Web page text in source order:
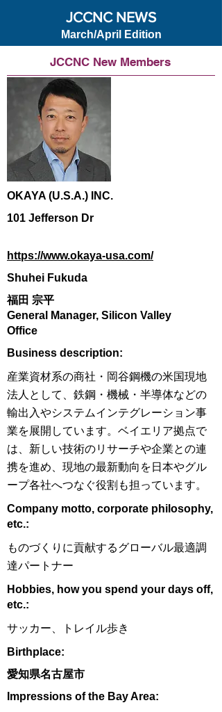
JCCNC NEWS
March/April Edition
JCCNC New Members
OKAYA (U.S.A.) INC.
101 Jefferson Dr
https://www.okaya-usa.com/
Shuhei Fukuda
福田 宗平
General Manager, Silicon Valley
Office
​Business description:
産業資材系の商社・岡谷鋼機の米国現地
法人として、鉄鋼・機械・半導体などの
輸出入やシステムインテグレーション事
業を展開しています。ベイエリア拠点で
は、新しい技術のリサーチや企業との連
携を進め、現地の最新動向を日本やグル
ープ各社へつなぐ役割も担っています。
​Company motto, corporate philosophy,
etc.:
ものづくりに貢献するグローバル最適調
達パートナー
Hobbies, how you spend your days off,
etc.:
サッカー、トレイル歩き
Birthplace:
愛知県名古屋市
Impressions of the Bay Area: